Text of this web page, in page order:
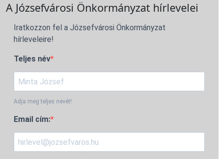
A Józsefvárosi Önkormányzat hírlevelei
Iratkozzon fel a Józsefvárosi Önkormányzat
hírleveleire!
Teljes név
Adja meg teljes nevét!
Email cím: